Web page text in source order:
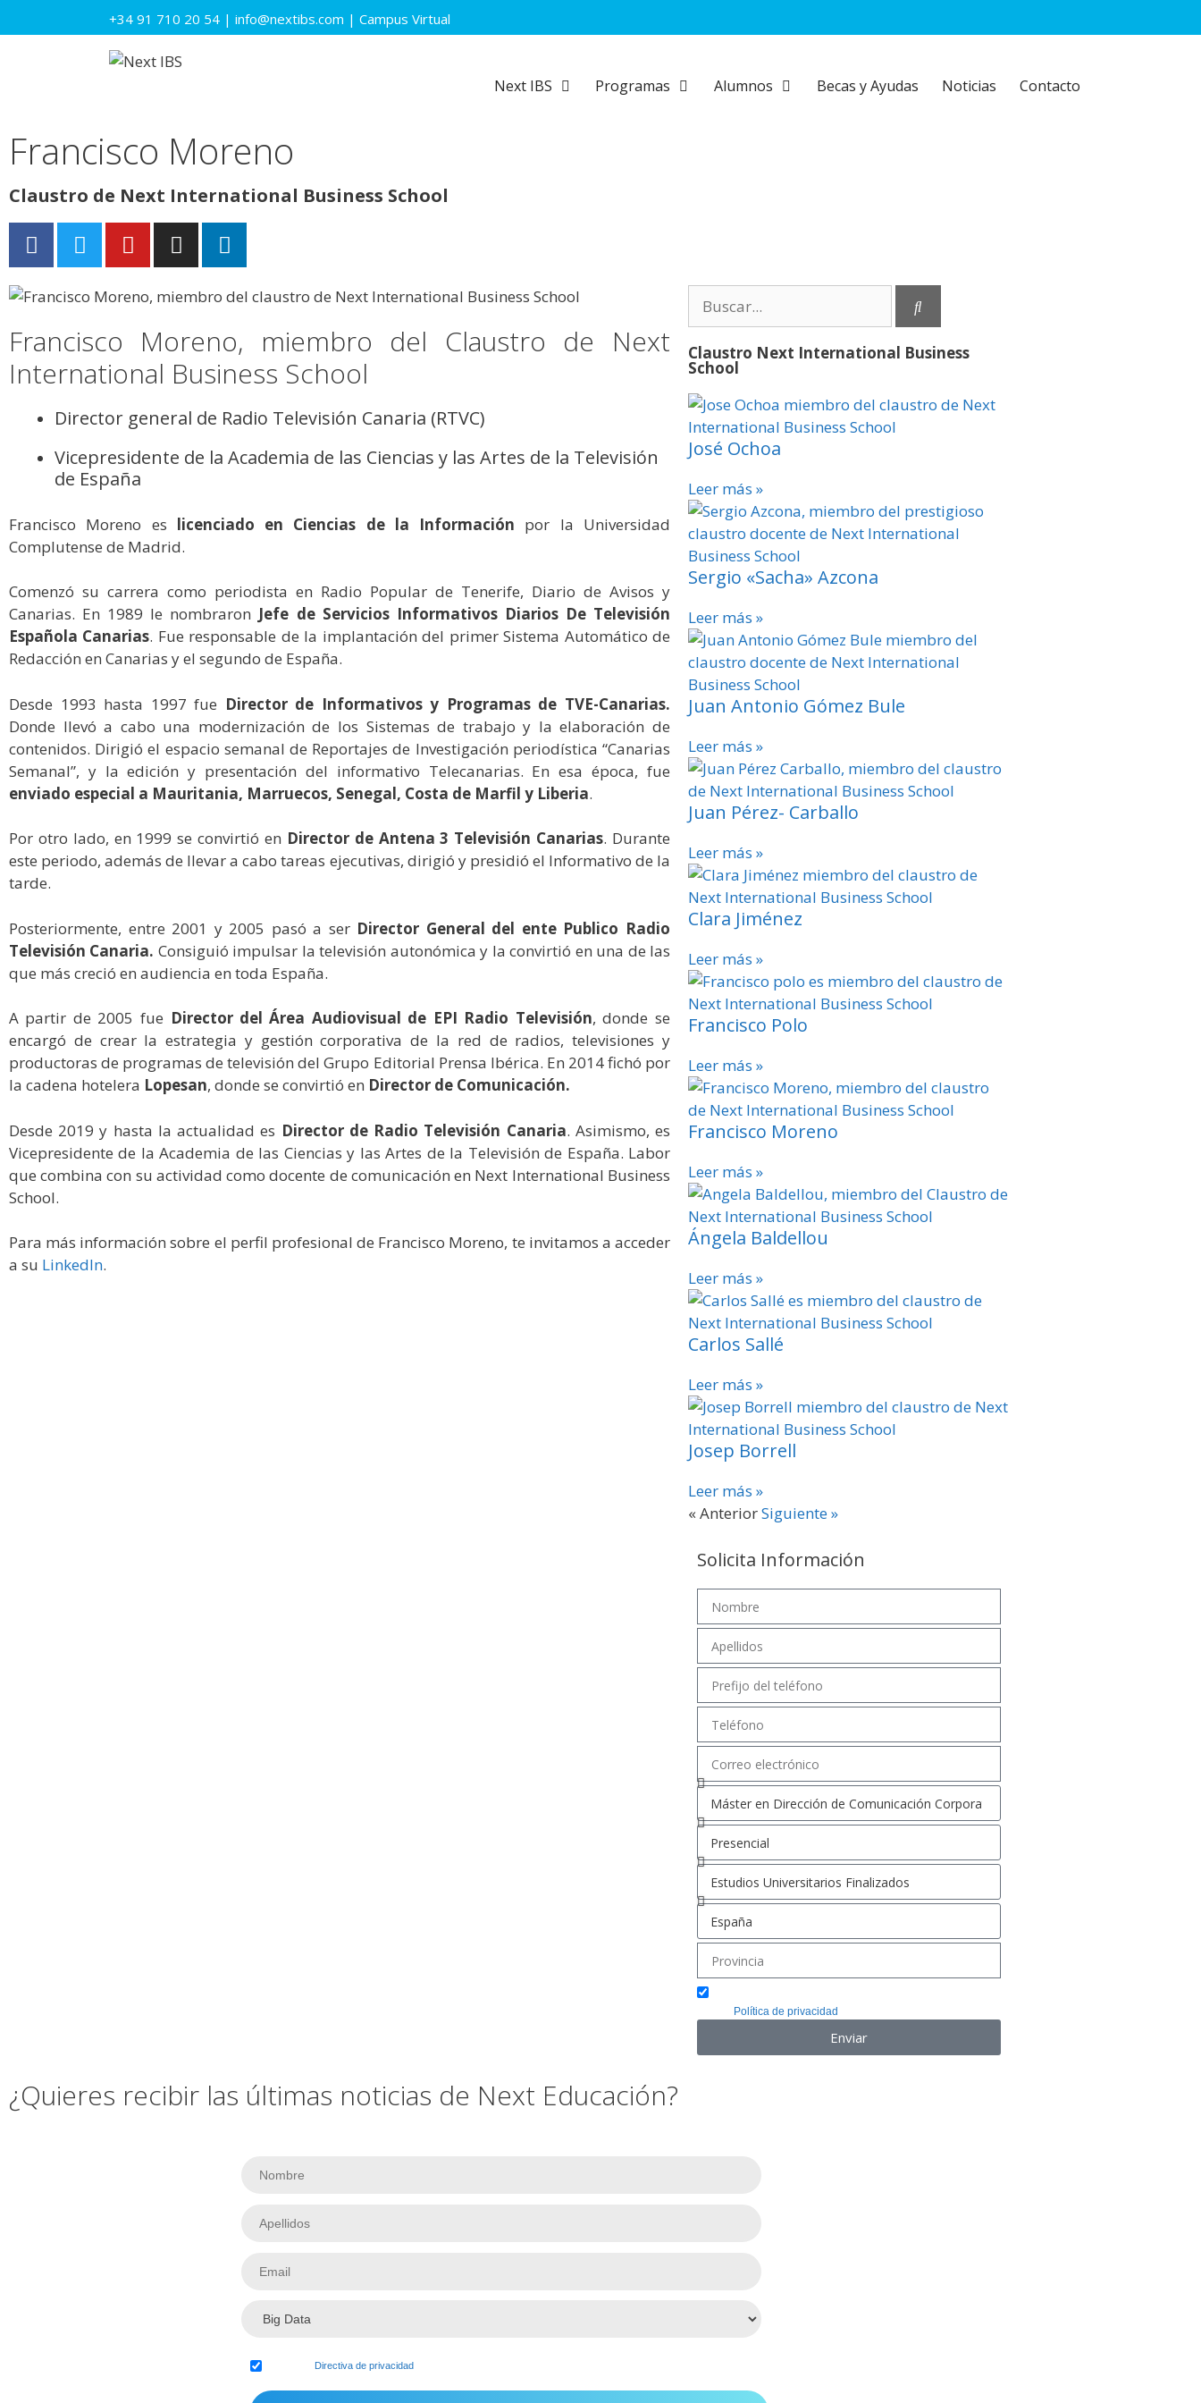
+34 91 710 20 54 | info@nextibs.com | Campus Virtual
Next IBS Programas Alumnos Becas y Ayudas Noticias Contacto
Francisco Moreno
Claustro de Next International Business School
Francisco Moreno, miembro del Claustro de Next
International Business School
Director general de Radio Televisión Canaria (RTVC)
Vicepresidente de la Academia de las Ciencias y las Artes de la Televisión
de España
Francisco Moreno es licenciado en Ciencias de la Información por la Universidad
Complutense de Madrid.
Comenzó su carrera como periodista en Radio Popular de Tenerife, Diario de Avisos y
Canarias. En 1989 le nombraron Jefe de Servicios Informativos Diarios De Televisión
Española Canarias. Fue responsable de la implantación del primer Sistema Automático de
Redacción en Canarias y el segundo de España.
Desde 1993 hasta 1997 fue Director de Informativos y Programas de TVE-Canarias.
Donde llevó a cabo una modernización de los Sistemas de trabajo y la elaboración de
contenidos. Dirigió el espacio semanal de Reportajes de Investigación periodística “Canarias
Semanal”, y la edición y presentación del informativo Telecanarias. En esa época, fue
enviado especial a Mauritania, Marruecos, Senegal, Costa de Marfil y Liberia.
Por otro lado, en 1999 se convirtió en Director de Antena 3 Televisión Canarias. Durante
este periodo, además de llevar a cabo tareas ejecutivas, dirigió y presidió el Informativo de la
tarde.
Posteriormente, entre 2001 y 2005 pasó a serDirector General del ente Publico Radio
Televisión Canaria. Consiguió impulsar la televisión autonómica y la convirtió en una de las
que más creció en audiencia en toda España.
A partir de 2005 fue Director del Área Audiovisual de EPI Radio Televisión, donde se
encargó de crear la estrategia y gestión corporativa de la red de radios, televisiones y
productoras de programas de televisión del Grupo Editorial Prensa Ibérica. En 2014 fichó por
la cadena hotelera Lopesan, donde se convirtió en Director de Comunicación.
Desde 2019 y hasta la actualidad es Director de Radio Televisión Canaria. Asimismo, es
Vicepresidente de la Academia de las Ciencias y las Artes de la Televisión de España. Labor
que combina con su actividad como docente de comunicación en Next International Business
School.
Para más información sobre el perfil profesional de Francisco Moreno, te invitamos a acceder
a su LinkedIn.
Claustro Next International Business
School
José Ochoa
Leer más »
Sergio «Sacha» Azcona
Leer más »
Juan Antonio Gómez Bule
Leer más »
Juan Pérez- Carballo
Leer más »
Clara Jiménez
Leer más »
Francisco Polo
Leer más »
Francisco Moreno
Leer más »
Ángela Baldellou
Leer más »
Carlos Sallé
Leer más »
Josep Borrell
Leer más »
« AnteriorSiguiente »
Solicita Información
Política de privacidad
Enviar
¿Quieres recibir las últimas noticias de Next Educación?
Directiva de privacidad